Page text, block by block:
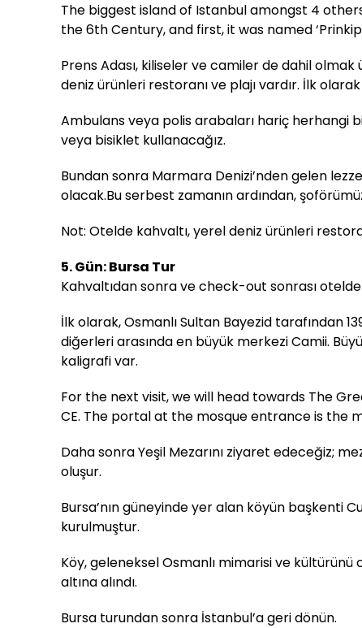
The biggest island of Istanbul amongst 4
the 6th Century, and first, it was named
Prens Adası, kiliseler ve camiler de dahil
deniz ürünleri restoranı ve plajı vardır. İlk
Ambulans veya polis arabaları hariç herhangi
veya bisiklet kullanacağız.
Bundan sonra Marmara Denizi’nden gelen
olacak.Bu serbest zamanın ardından,
Not: Otelde kahvaltı, yerel deniz ürünleri
5. Gün: Bursa Tur
Kahvaltıdan sonra ve check-out sonrası
İlk olarak, Osmanlı Sultan Bayezid tarafından
diğerleri arasında en büyük merkezi Camii.
kaligrafi var.
For the next visit, we will head towards The
CE. The portal at the mosque entrance is the
Daha sonra Yeşil Mezarını ziyaret edeceğiz;
oluşur.
Bursa’nın güneyinde yer alan köyün başkenti
kurulmuştur.
Köy, geleneksel Osmanlı mimarisi ve
altına alındı.
Bursa turundan sonra İstanbul’a geri dönün.